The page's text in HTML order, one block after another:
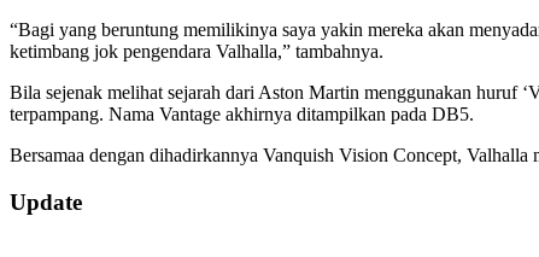
“Bagi yang beruntung memilikinya saya yakin mereka akan
ketimbang jok pengendara Valhalla,” tambahnya.
Bila sejenak melihat sejarah dari Aston Martin menggunakan huruf
terpampang. Nama Vantage akhirnya ditampilkan pada DB5.
Bersamaa dengan dihadirkannya Vanquish Vision Concept,
2019-
06-
Update